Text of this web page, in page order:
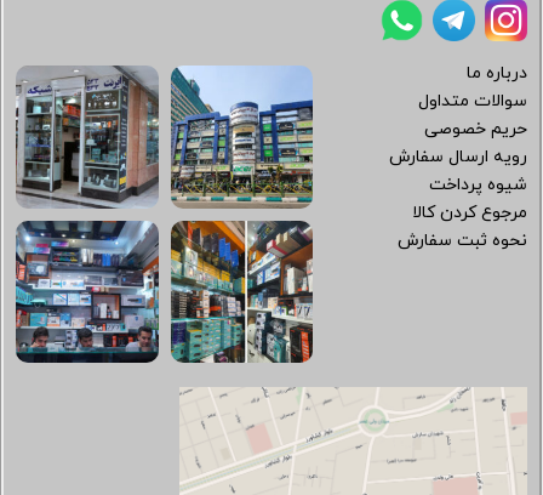
درباره ما
سوالات متداول
حریم خصوصی
رویه ارسال سفارش
شیوه پرداخت
مرجوع کردن کالا
نحوه ثبت سفارش